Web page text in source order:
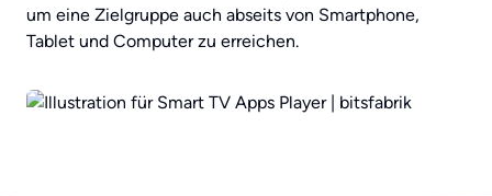
um eine Zielgruppe auch abseits von Smartphone,
Tablet und Computer zu erreichen.